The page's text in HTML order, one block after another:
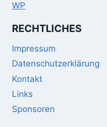
WP
RECHTLICHES
Impressum
Datenschutzerklärung
Kontakt
Links
Sponsoren